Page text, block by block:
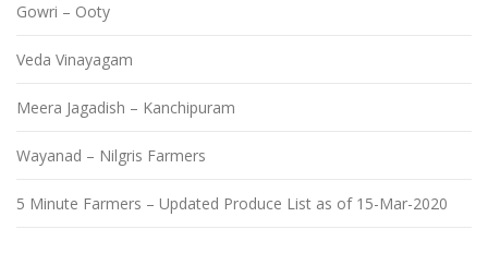
Gowri – Ooty
Veda Vinayagam
Meera Jagadish – Kanchipuram
Wayanad – Nilgris Farmers
5 Minute Farmers – Updated Produce List as of 15-Mar-2020